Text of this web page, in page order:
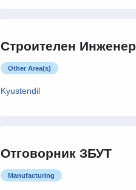
Строителен Инженер
Other Area(s)
Kyustendil
Отговорник ЗБУТ
Manufacturing